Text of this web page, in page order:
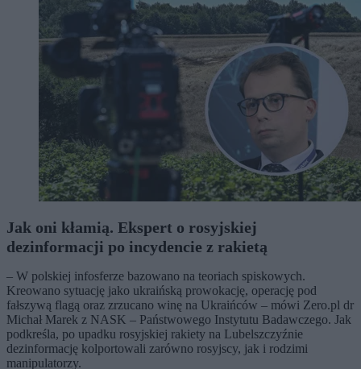
Jak oni kłamią. Ekspert o rosyjskiej
dezinformacji po incydencie z rakietą
– W polskiej infosferze bazowano na teoriach spiskowych.
Kreowano sytuację jako ukraińską prowokację, operację pod
fałszywą flagą oraz zrzucano winę na Ukraińców – mówi Zero.pl dr
Michał Marek z NASK – Państwowego Instytutu Badawczego. Jak
podkreśla, po upadku rosyjskiej rakiety na Lubelszczyźnie
dezinformację kolportowali zarówno rosyjscy, jak i rodzimi
manipulatorzy.